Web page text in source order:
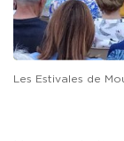
Les Estivales de